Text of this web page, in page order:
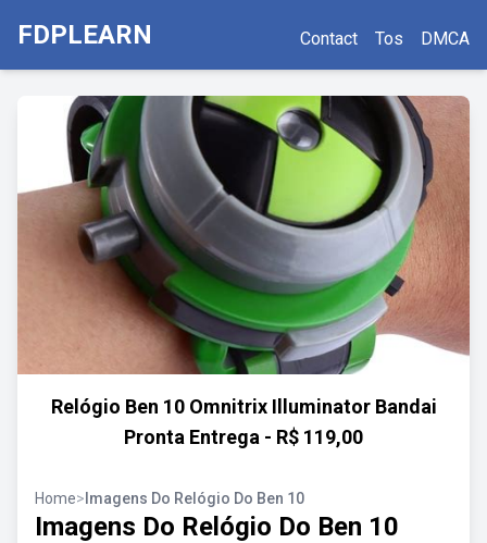
FDPLEARN Contact Tos DMCA
Relógio Ben 10 Omnitrix Illuminator Bandai
Pronta Entrega - R$ 119,00
Home> Imagens Do Relógio Do Ben 10
Imagens Do Relógio Do Ben 10